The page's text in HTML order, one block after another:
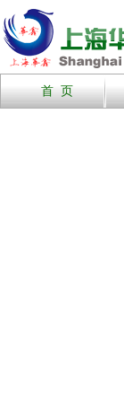
首 页